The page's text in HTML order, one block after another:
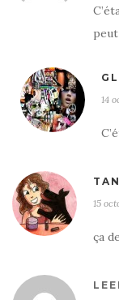
14
15
ça